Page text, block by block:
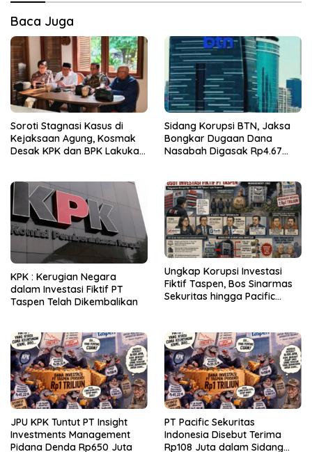
Baca Juga
Soroti Stagnasi Kasus di
Kejaksaan Agung, Kosmak
Desak KPK dan BPK Lakukan
Sidang Korupsi BTN, Jaksa
Bongkar Dugaan Dana
Nasabah Digasak Rp4.67
KPK : Kerugian Negara
dalam Investasi Fiktif PT
Taspen Telah Dikembalikan
Ungkap Korupsi Investasi
Fiktif Taspen, Bos Sinarmas
Sekuritas hingga Pacific
JPU KPK Tuntut PT Insight
Investments Management
Pidana Denda Rp650 Juta
PT Pacific Sekuritas
Indonesia Disebut Terima
Rp108 Juta dalam Sidang